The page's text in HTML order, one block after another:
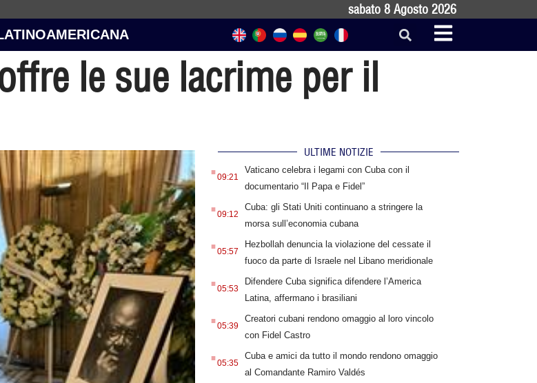
sabato 8 Agosto 2026
le sue lacrime per il
ULTIME NOTIZIE
.09:21
Vaticano celebra i legami con Cuba con il
documentario “Il Papa e Fidel”
.09:12
Cuba: gli Stati Uniti continuano a stringere la
morsa sull’economia cubana
.05:57
Hezbollah denuncia la violazione del cessate il
fuoco da parte di Israele nel Libano meridionale
.05:53
Difendere Cuba significa difendere l’America
Latina, affermano i brasiliani
.05:39
Creatori cubani rendono omaggio al loro vincolo
con Fidel Castro
.05:35
Cuba e amici da tutto il mondo rendono omaggio
al Comandante Ramiro Valdés